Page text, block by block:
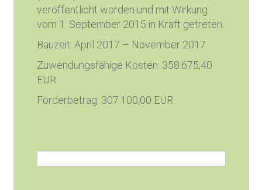
veröffentlicht worden und mit Wirkung
vom 1. September 2015 in Kraft getreten.
Bauzeit: April 2017 – November 2017
Zuwendungsfähige Kosten: 358.675,40
EUR
Förderbetrag: 307.100,00 EUR